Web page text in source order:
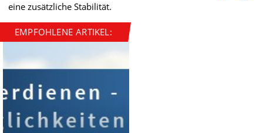
eine zusätzliche Stabilität.
EMPFOHLENE ARTIKEL: